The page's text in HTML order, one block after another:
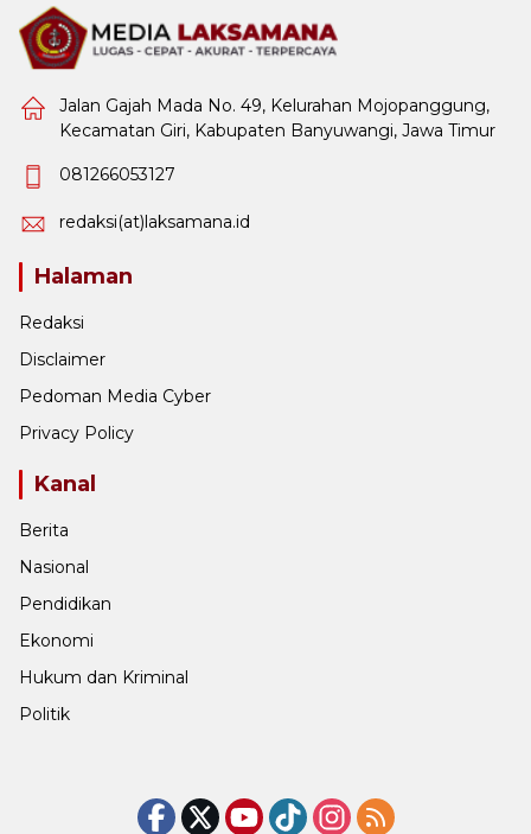
Jalan Gajah Mada No. 49, Kelurahan Mojopanggung,
Kecamatan Giri, Kabupaten Banyuwangi, Jawa Timur
081266053127
redaksi(at)laksamana.id
Halaman
Redaksi
Disclaimer
Pedoman Media Cyber
Privacy Policy
Kanal
Berita
Nasional
Pendidikan
Ekonomi
Hukum dan Kriminal
Politik